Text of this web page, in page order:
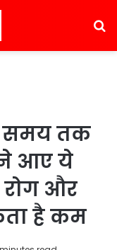
समय तक
आए ये
और
है कम